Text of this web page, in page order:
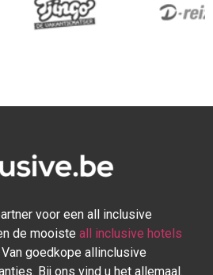
voor een all inclusive
de mooiste all inclusive hotels
goedkope allinclusive
Bij ons vind u het allemaal.